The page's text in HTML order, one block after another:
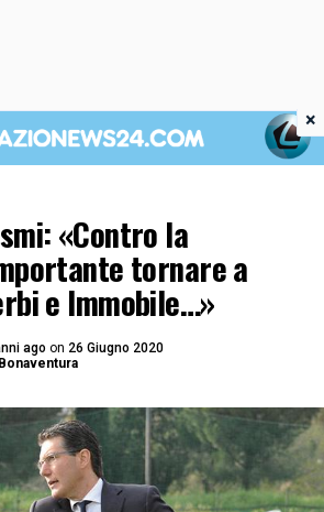
«Contro la
tornare a
e Immobile…»
ago on 26 Giugno 2020
×